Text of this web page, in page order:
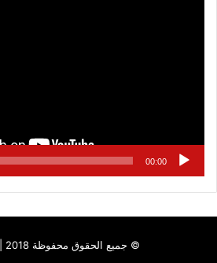
00:00
© جميع الحقوق محفوظة 2018 |